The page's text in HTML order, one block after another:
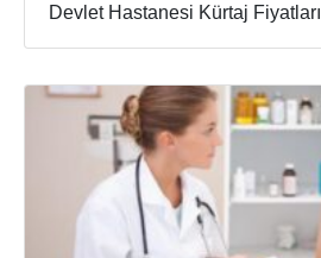
Devlet Hastanesi Kürtaj Fiyatları